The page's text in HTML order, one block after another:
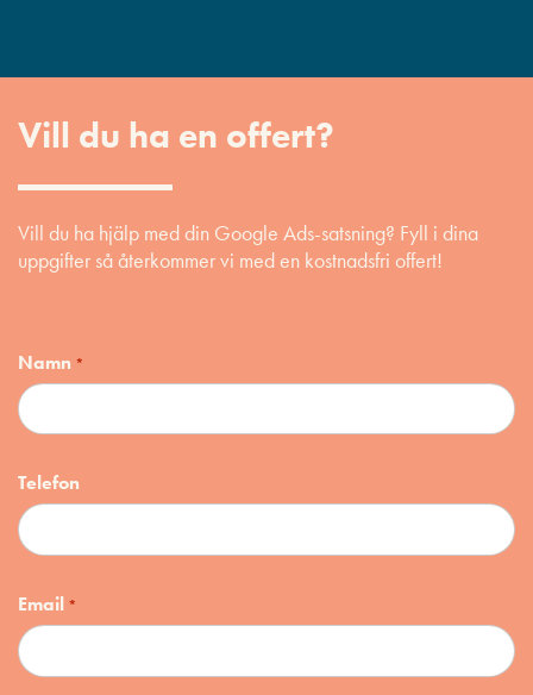
Vill du ha en offert?
Vill du ha hjälp med din Google Ads-satsning? Fyll i dina
uppgifter så återkommer vi med en kostnadsfri offert!
Namn *
Telefon
Email *